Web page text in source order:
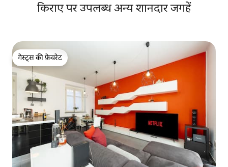
किराए पर उपलब्ध अन्य शानदार जगहें
गेस्ट्स की फ़ेवरेट
गेस्ट्स की फ़ेवरेट